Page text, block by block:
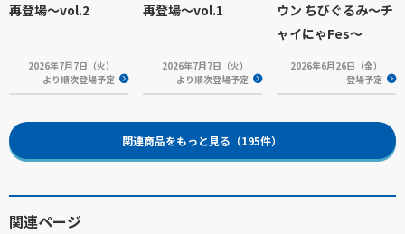
再登場～vol.2
2026年7月7日（火）
より順次登場予定
再登場～vol.1
2026年7月7日（火）
より順次登場予定
ウン ちびぐるみ～チ
ャイにゃFes～
2026年6月26日（金）
登場予定
関連商品をもっと見る（195件）
関連ページ